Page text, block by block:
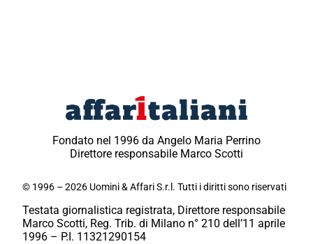
Fondato nel 1996 da Angelo Maria Perrino
Direttore responsabile Marco Scotti
© 1996 – 2026 Uomini & Affari S.r.l. Tutti i diritti sono riservati
Testata giornalistica registrata, Direttore responsabile
Marco Scotti, Reg. Trib. di Milano n° 210 dell’11 aprile
1996 – P.I. 11321290154